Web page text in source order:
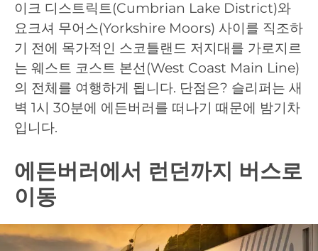
이크 디스트릭트(Cumbrian Lake District)와
요크셔 무어스(Yorkshire Moors) 사이를 직조하
기 전에 목가적인 스코틀랜드 저지대를 가로지르
는 웨스트 코스트 본선(West Coast Main Line)
의 전체를 여행하게 됩니다. 단점은? 슬리퍼는 새
벽 1시 30분에 에든버러를 떠나기 때문에 밤기차
입니다.
에든버러에서 런던까지 버스로
이동